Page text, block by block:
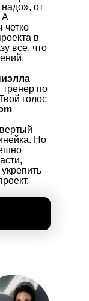
от
А
четко
в
все, что
по
голос
Но